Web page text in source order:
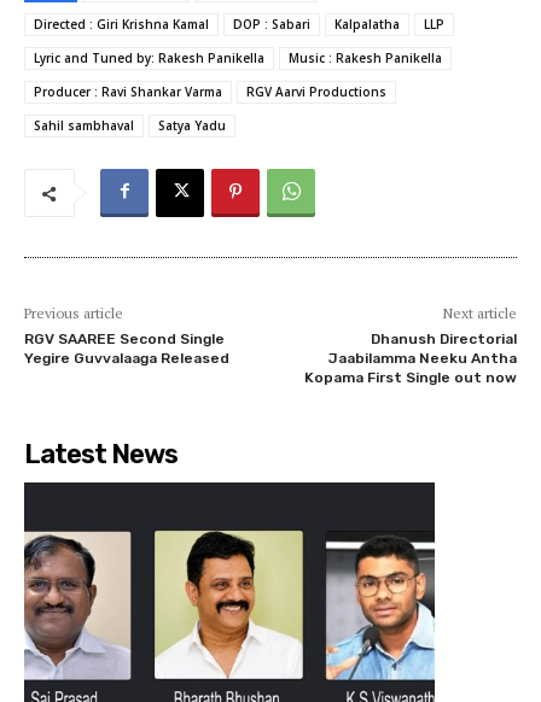
Directed : Giri Krishna Kamal
DOP : Sabari Kalpalatha
LLP
Lyric and Tuned by: Rakesh Panikella
Music : Rakesh Panikella
Producer : Ravi Shankar Varma
RGV Aarvi Productions
Sahil sambhaval
Satya Yadu
Previous article
RGV SAAREE Second Single
Yegire Guvvalaaga Released
Next article
Dhanush Directorial
Jaabilamma Neeku Antha
Kopama First Single out now
Latest News